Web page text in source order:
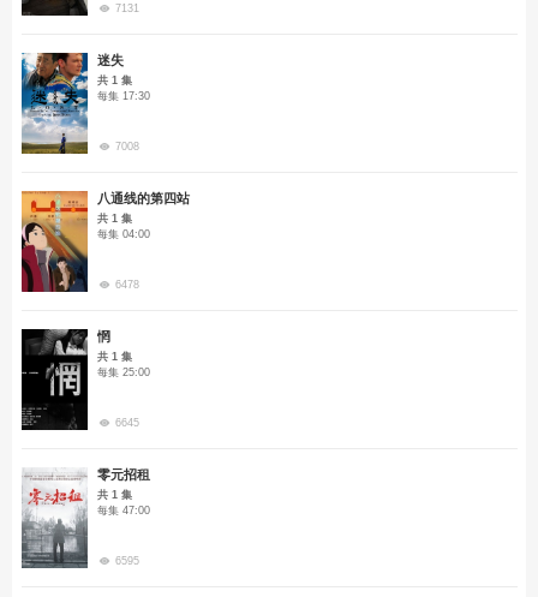
7131
迷失
共 1 集
每集 17:30
7008
八通线的第四站
共 1 集
每集 04:00
6478
惘
共 1 集
每集 25:00
6645
零元招租
共 1 集
每集 47:00
6595